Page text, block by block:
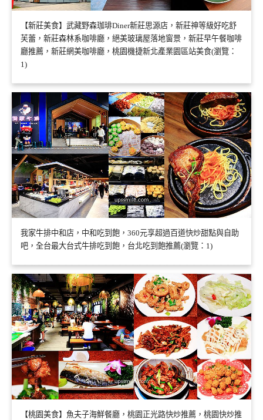
【新莊美食】武藏野森珈琲Diner新莊思源店，新莊神等級好吃舒
芙蕾，新莊森林系咖啡廳，絕美玻璃屋落地窗景，新莊早午餐咖啡
廳推薦，新莊網美咖啡廳，桃園機捷新北產業園區站美食(瀏覽：
1)
我家牛排中和店，中和吃到飽，360元享超過百道快炒甜點與自助
吧，全台最大台式牛排吃到飽，台北吃到飽推薦(瀏覽：1)
【桃園美食】魚夫子海鮮餐廳，桃園正光路快炒推薦，桃園快炒推